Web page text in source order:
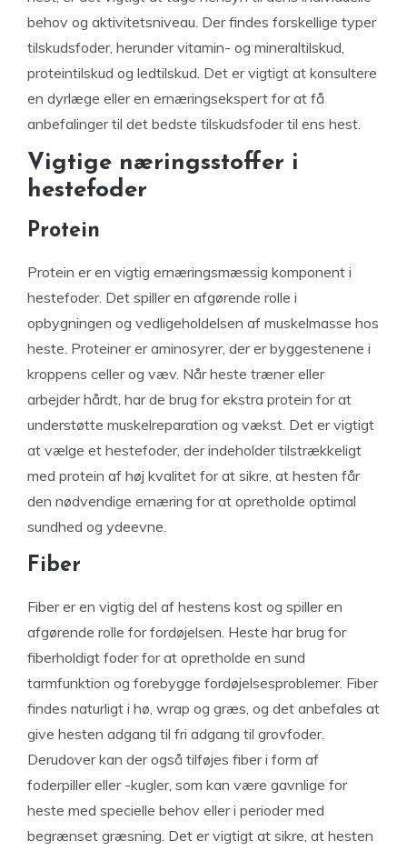
behov og aktivitetsniveau. Der findes forskellige typer
tilskudsfoder, herunder vitamin- og mineraltilskud,
proteintilskud og ledtilskud. Det er vigtigt at konsultere
en dyrlæge eller en ernæringsekspert for at få
anbefalinger til det bedste tilskudsfoder til ens hest.
Vigtige næringsstoffer i
hestefoder
Protein
Protein er en vigtig ernæringsmæssig komponent i
hestefoder. Det spiller en afgørende rolle i
opbygningen og vedligeholdelsen af ​​muskelmasse hos
heste. Proteiner er aminosyrer, der er byggestenene i
kroppens celler og væv. Når heste træner eller
arbejder hårdt, har de brug for ekstra protein for at
understøtte muskelreparation og vækst. Det er vigtigt
at vælge et hestefoder, der indeholder tilstrækkeligt
med protein af høj kvalitet for at sikre, at hesten får
den nødvendige ernæring for at opretholde optimal
sundhed og ydeevne.
Fiber
Fiber er en vigtig del af hestens kost og spiller en
afgørende rolle for fordøjelsen. Heste har brug for
fiberholdigt foder for at opretholde en sund
tarmfunktion og forebygge fordøjelsesproblemer. Fiber
findes naturligt i hø, wrap og græs, og det anbefales at
give hesten adgang til fri adgang til grovfoder.
Derudover kan der også tilføjes fiber i form af
foderpiller eller -kugler, som kan være gavnlige for
heste med specielle behov eller i perioder med
begrænset græsning. Det er vigtigt at sikre, at hesten